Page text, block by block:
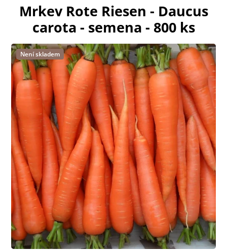
Mrkev Rote Riesen - Daucus
carota - semena - 800 ks
Není skladem